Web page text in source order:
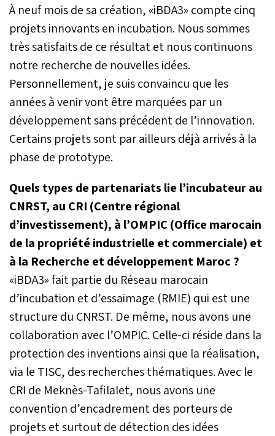
À neuf mois de sa création, «iBDA3» compte cinq
projets innovants en incubation. Nous sommes
très satisfaits de ce résultat et nous continuons
notre recherche de nouvelles idées.
Personnellement, je suis convaincu que les
années à venir vont être marquées par un
développement sans précédent de l’innovation.
Certains projets sont par ailleurs déjà arrivés à la
phase de prototype.
Quels types de partenariats lie l’incubateur au
CNRST, au CRI (Centre régional
d’investissement), à l’OMPIC (Office marocain
de la propriété industrielle et commerciale) et
à la Recherche et développement Maroc ?
«iBDA3» fait partie du Réseau marocain
d’incubation et d’essaimage (RMIE) qui est une
structure du CNRST. De même, nous avons une
collaboration avec l’OMPIC. Celle-ci réside dans la
protection des inventions ainsi que la réalisation,
via le TISC, des recherches thématiques. Avec le
CRI de Meknès-Tafilalet, nous avons une
convention d’encadrement des porteurs de
projets et surtout de détection des idées